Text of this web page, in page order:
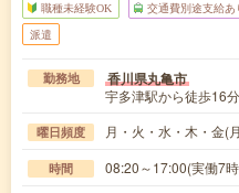
職種未経験OK 交通費別途支給あ
派遣
勤務地 香川県丸亀市
宇多津駅から徒歩16分
曜日頻度 月・火・水・木・金(
時間 08:20～17:00(実働7